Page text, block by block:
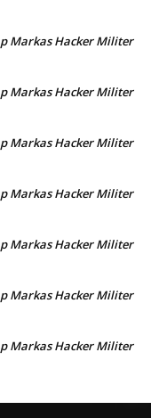
Markas Hacker Militer
Markas Hacker Militer
Markas Hacker Militer
Markas Hacker Militer
Markas Hacker Militer
Markas Hacker Militer
Markas Hacker Militer